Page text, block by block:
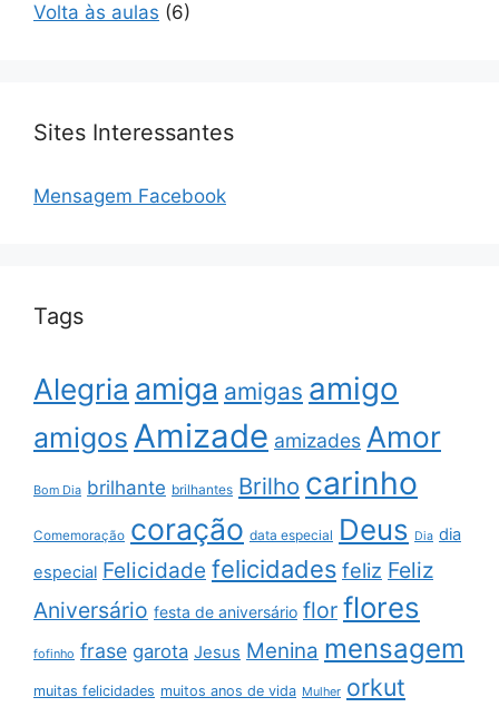
Volta às aulas (6)
Sites Interessantes
Mensagem Facebook
Tags
Alegria amiga amigas amigo
amigos Amizade amizades Amor
Bom Dia brilhante brilhantes Brilho carinho
Comemoração coração data especial Deus Dia dia
especial Felicidade felicidades feliz Feliz
Aniversário festa de aniversário flor flores
fofinho frase garota Jesus Menina mensagem
muitas felicidades muitos anos de vida Mulher orkut